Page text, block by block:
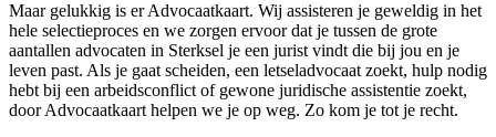
Maar gelukkig is er Advocaatkaart. Wij assisteren je geweldig in het
hele selectieproces en we zorgen ervoor dat je tussen de grote
aantallen advocaten in Sterksel je een jurist vindt die bij jou en je
leven past. Als je gaat scheiden, een letseladvocaat zoekt, hulp nodig
hebt bij een arbeidsconflict of gewone juridische assistentie zoekt,
door Advocaatkaart helpen we je op weg. Zo kom je tot je recht.